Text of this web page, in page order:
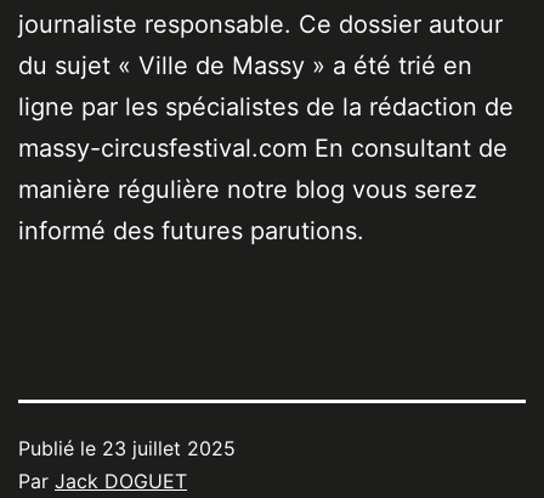
journaliste responsable. Ce dossier autour
du sujet « Ville de Massy » a été trié en
ligne par les spécialistes de la rédaction de
massy-circusfestival.com En consultant de
manière régulière notre blog vous serez
informé des futures parutions.
Publié le 23 juillet 2025
Par Jack DOGUET